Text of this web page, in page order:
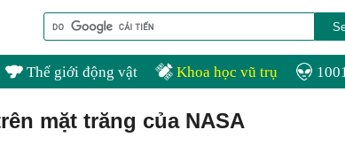
Thế giới động vật Khoa học vũ trụ
mặt trăng của NASA